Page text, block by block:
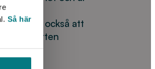
Så här
i
visar också att
kranvatten
för
är mer